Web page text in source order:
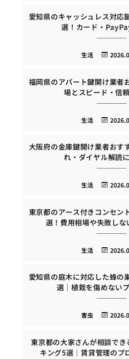
愛知県のキャッシュレス対応
選！カード・
生活
福岡県のアパート鍵開け業者
場とスピード・信
生活
大阪府の金庫鍵開け業者おす
れ・ダイヤル解読
生活
東京都のアース付きコンセン
選！費用相場や失敗し
生活
愛知県の庭木に対応した蜂の
選｜植栽を傷めない
害虫
東京都の大家さんが相談で
キング5選｜賃貸管理のプ